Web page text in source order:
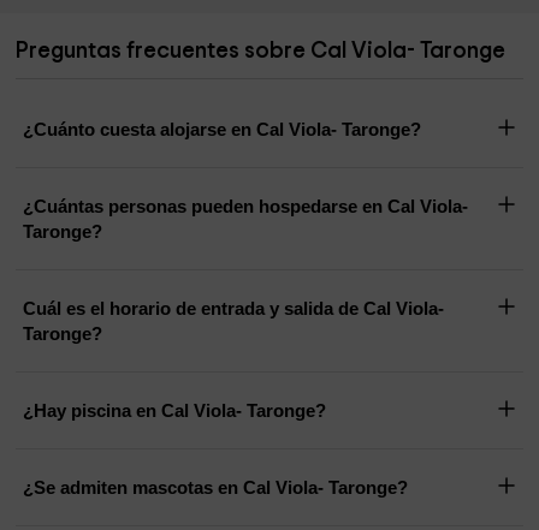
Preguntas frecuentes sobre Cal Viola- Taronge
¿Cuánto cuesta alojarse en Cal Viola- Taronge?
¿Cuántas personas pueden hospedarse en Cal Viola-
Taronge?
Cuál es el horario de entrada y salida de Cal Viola-
Taronge?
¿Hay piscina en Cal Viola- Taronge?
¿Se admiten mascotas en Cal Viola- Taronge?